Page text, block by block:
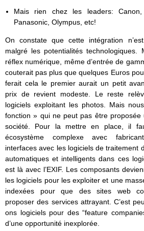
Mais rien chez les leaders: Canon,
Panasonic, Olympus, etc!
On constate que cette intégration
malgré les potentialités technologiques.
réflex numérique, même d’entrée de
couterait pas plus que quelques Euros
ferait cela le premier aurait un petit
prix de revient modeste. Le reste
logiciels exploitant les photos. Mais
fonction » qui ne peut pas être
société. Pour la mettre en place, il
écosystème complexe avec
interfaces avec les logiciels de traitement
automatiques et intelligents dans ces
est là avec l’EXIF. Les composants
les logiciels pour les exploiter et une
indexées pour que des sites web
proposer des services attrayant. C’est
ons logiciels pour des “feature
d’une opportunité inexplorée.